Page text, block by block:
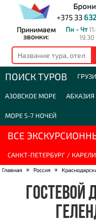
+375 33
Принимаем
звонки:
Пн - Чт
19.30
ПОИСК ТУРОВ
АЗОВСКОЕ МОРЕ АБХАЗИЯ
МОРЕ 5-7 НОЧЕЙ
ВСЕ
САНКТ-ПЕТЕРБУРГ /
Главная ☀ Россия ☀
ГОСТЕВОЙ